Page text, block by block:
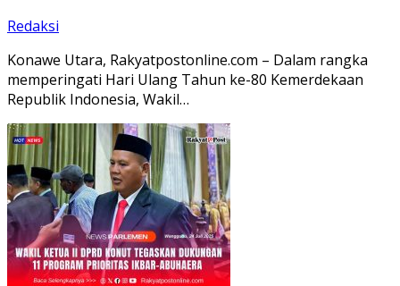
Redaksi
Konawe Utara, Rakyatpostonline.com – Dalam rangka
memperingati Hari Ulang Tahun ke-80 Kemerdekaan
Republik Indonesia, Wakil…